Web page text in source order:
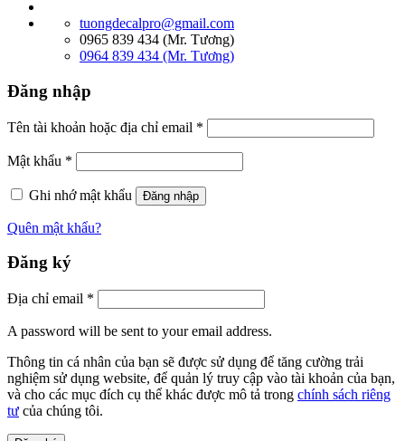
tuongdecalpro@gmail.com
0965 839 434 (Mr. Tương)
0964 839 434 (Mr. Tương)
Đăng nhập
Tên tài khoản hoặc địa chỉ email *
Mật khẩu *
Ghi nhớ mật khẩu Đăng nhập
Quên mật khẩu?
Đăng ký
Địa chỉ email *
A password will be sent to your email address.
Thông tin cá nhân của bạn sẽ được sử dụng để tăng cường trải
nghiệm sử dụng website, để quản lý truy cập vào tài khoản của bạn,
và cho các mục đích cụ thể khác được mô tả trong chính sách riêng
tư của chúng tôi.